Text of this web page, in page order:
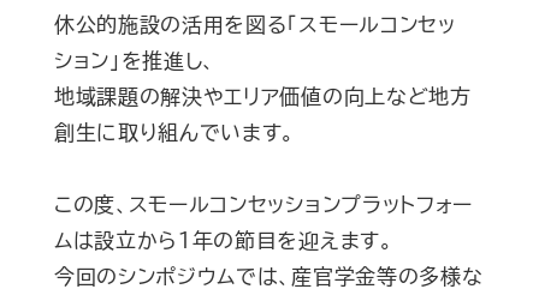
休公的施設の活用を図る「スモールコンセッ
ション」を推進し、
地域課題の解決やエリア価値の向上など地方
創生に取り組んでいます。
この度、スモールコンセッションプラットフォー
ムは設立から１年の節目を迎えます。
今回のシンポジウムでは、産官学金等の多様な